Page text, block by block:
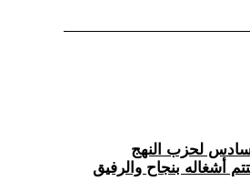
لحزب النهج
أشغاله بنجاح والرفيق